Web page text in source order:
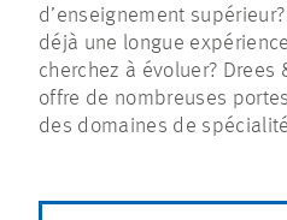
d’enseignement
déjà une longue
cherchez à évoluer? Drees
offre de nombreuses
des domaines de